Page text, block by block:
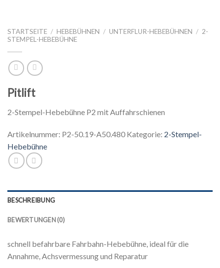
STARTSEITE / HEBEBÜHNEN / UNTERFLUR-HEBEBÜHNEN / 2-
STEMPEL-HEBEBÜHNE
Pitlift
2-Stempel-Hebebühne P2 mit Auffahrschienen
Artikelnummer: P2-50.19-A50.480 Kategorie: 2-Stempel-
Hebebühne
BESCHREIBUNG
BEWERTUNGEN (0)
schnell befahrbare Fahrbahn-Hebebühne, ideal für die
Annahme, Achsvermessung und Reparatur